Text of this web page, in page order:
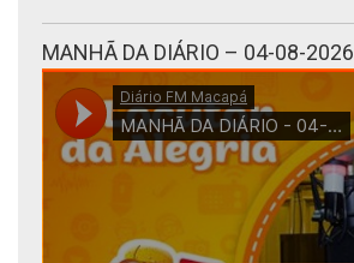
MANHÃ DA DIÁRIO – 04-08-2026